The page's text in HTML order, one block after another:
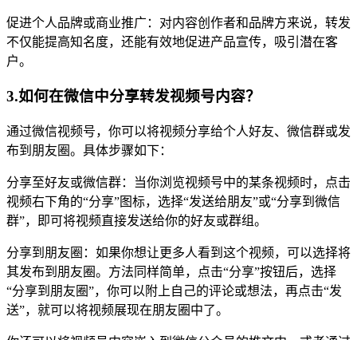
促进个人品牌或商业推广：对内容创作者和品牌方来说，转发
不仅能提高知名度，还能有效地促进产品宣传，吸引潜在客
户。
3.如何在微信中分享转发视频号内容？
通过微信视频号，你可以将视频分享给个人好友、微信群或发
布到朋友圈。具体步骤如下：
分享至好友或微信群：当你浏览视频号中的某条视频时，点击
视频右下角的“分享”图标，选择“发送给朋友”或“分享到微信
群”，即可将视频直接发送给你的好友或群组。
分享到朋友圈：如果你想让更多人看到这个视频，可以选择将
其发布到朋友圈。方法同样简单，点击“分享”按钮后，选择
“分享到朋友圈”，你可以附上自己的评论或想法，再点击“发
送”，就可以将视频展现在朋友圈中了。